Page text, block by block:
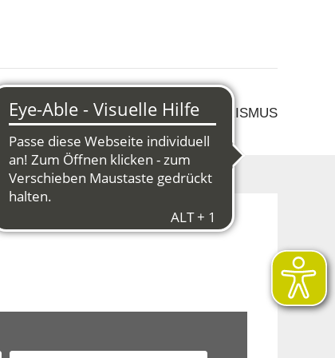
KULTUR & TOURISMUS